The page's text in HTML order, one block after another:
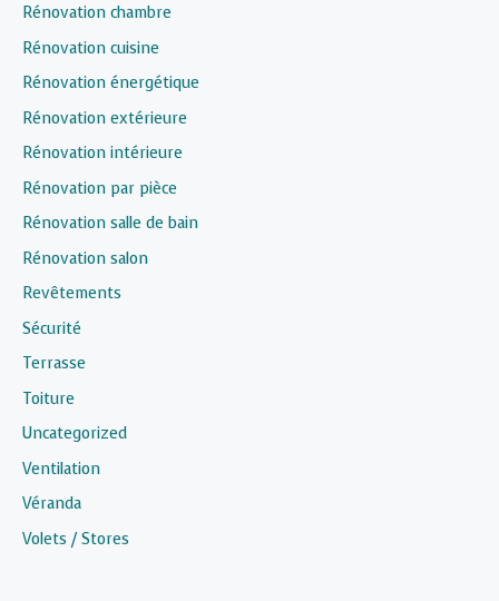
Rénovation chambre
Rénovation cuisine
Rénovation énergétique
Rénovation extérieure
Rénovation intérieure
Rénovation par pièce
Rénovation salle de bain
Rénovation salon
Revêtements
Sécurité
Terrasse
Toiture
Uncategorized
Ventilation
Véranda
Volets / Stores